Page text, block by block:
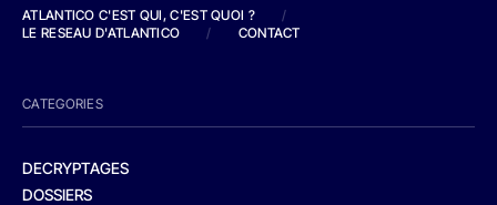
ATLANTICO C'EST QUI, C'EST QUOI ?
/
LE RESEAU D'ATLANTICO
/ CONTACT
CATEGORIES
DECRYPTAGES
DOSSIERS